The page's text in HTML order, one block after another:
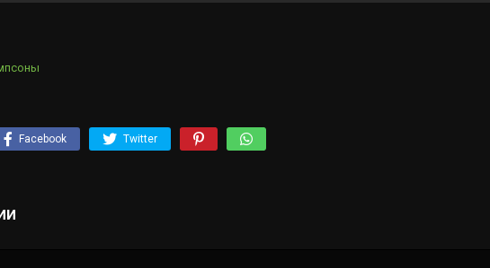
Facebook Twitter